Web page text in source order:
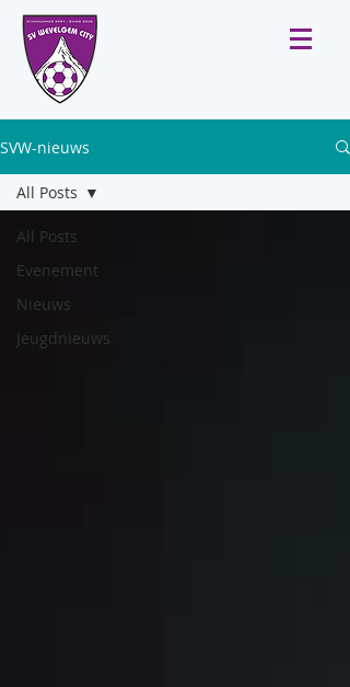
SVW-nieuws
All Posts
Evenement
Nieuws
Jeugdnieuws
All Posts